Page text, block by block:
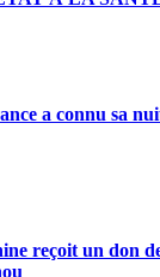
a connu sa
reçoit un don